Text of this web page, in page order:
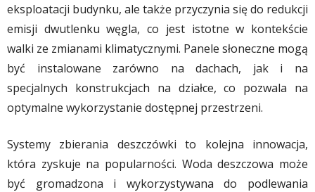
eksploatacji budynku, ale także przyczynia się do redukcji
emisji dwutlenku węgla, co jest istotne w kontekście
walki ze zmianami klimatycznymi. Panele słoneczne mogą
być instalowane zarówno na dachach, jak i na
specjalnych konstrukcjach na działce, co pozwala na
optymalne wykorzystanie dostępnej przestrzeni.
Systemy zbierania deszczówki to kolejna innowacja,
która zyskuje na popularności. Woda deszczowa może
być gromadzona i wykorzystywana do podlewania